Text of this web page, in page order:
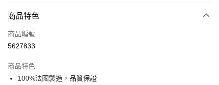
流程，驗證手機門號後，選擇欲分期的期數、繳款截止日，確認付款後即完
3.實際核准額度、可分期數及費用金額請依後續交易確認頁面所載為準。
消。如遇「轉專審核」未通過狀況，表示未達大哥付你分期系統評分，恕無
【繳款方式說明】
1.分期款項不併入電信帳單，「大哥付你分期」於每月結算日後寄送繳費提
【關於「AFTEE先享後付」】
便利好安心！
１．簡單：不需註冊會員、不需綁卡、不需儲值。
３．安心：先確認商品／服務後，再付款。
【「AFTEE先享後付」結帳流程】
運送方式
宅配
每筆NT$100，滿NT$1,000(含以上)免運費
商品特色
商品編號
5627833
商品特色
100%法國製造，品質保證